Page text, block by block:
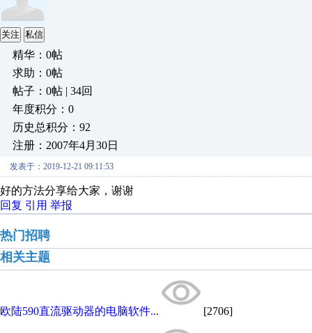
关注 私信
精华：0帖
求助：0帖
帖子：0帖 | 34回
年度积分：0
历史总积分：92
注册：2007年4月30日
发表于：2019-12-21 09:11:53
好的方法分享给大家，谢谢
回复 引用 举报
热门招聘
相关主题
欧陆590直流驱动器的电脑软件... [2706]